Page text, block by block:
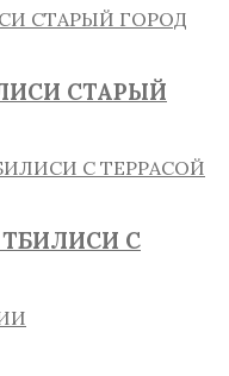
СТАРЫЙ
ТБИЛИСИ С